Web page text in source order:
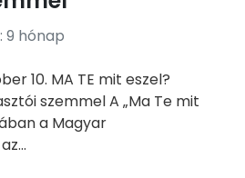
9 hónap
10. MA TE mit eszel?
szemmel A „Ma Te mit
a Magyar